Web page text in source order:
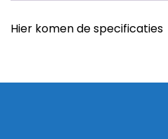
Hier komen de specificaties